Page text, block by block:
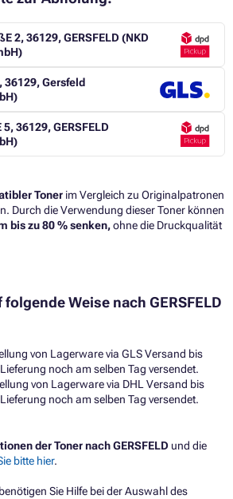
2, 36129, GERSFELD (NKD
Gersfeld
5, 36129, GERSFELD
Toner im Vergleich zu Originalpatronen
Durch die Verwendung dieser Toner können
bis zu 80 % senken,ohne die Druckqualität
Weise nach GERSFELD
von Lagerware via GLS Versand bis
noch am selben Tag versendet.
von Lagerware via DHL Versand bis
noch am selben Tag versendet.
der Toner nach GERSFELD und die
bitte hier.
Sie Hilfe bei der Auswahl des